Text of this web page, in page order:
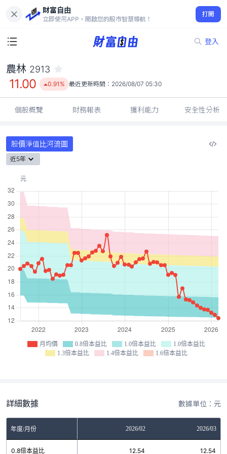
財富自由
立即使用APP，開啟您的股市智慧導航！
打開
登入
11.00
0.91%
農林 2913
11.00 0.91% 最近更新時間： 2026/08/07 05:30
個股概覽 財務報表 獲利能力 安全性分析
股價淨值比河流圖
近5年
月均價 0.8倍本益比 1.0倍本益比
1.0倍本益比
1.3倍本益比
1.4倍本益比 1.6倍本益比
詳細數據 數據單位：元
年度/月份 2026/02 2026/03
0.8倍本益比 12.54 12.54